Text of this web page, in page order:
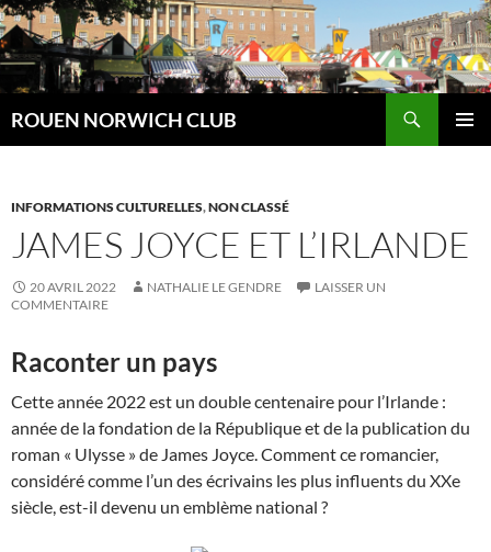
Aller
au
contenu
ROUEN NORWICH CLUB
INFORMATIONS CULTURELLES,NON CLASSÉ
JAMES JOYCE ET L’IRLANDE
20 AVRIL 2022 NATHALIE LE GENDRE
LAISSER UN
COMMENTAIRE
Raconter un pays
Cette année 2022 est un double centenaire pour l’Irlande :
année de la fondation de la République et de la publication du
roman « Ulysse » de James Joyce. Comment ce romancier,
considéré comme l’un des écrivains les plus influents du XXe
siècle, est-il devenu un emblème national ?